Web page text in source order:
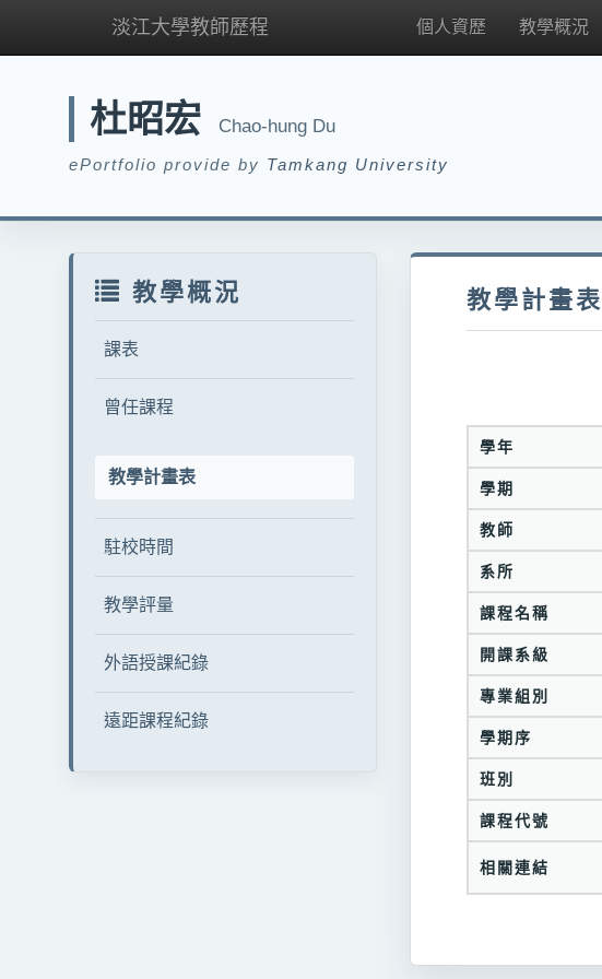
淡江大學教師歷程 個人資歷 教學概況
杜昭宏 Chao-hung Du
ePortfolio provide by Tamkang University
教學概況
課表
曾任課程
教學計畫表
駐校時間
教學評量
外語授課紀錄
遠距課程紀錄
教學計畫表
學年
學期
教師
系所
課程名稱
開課系級
專業組別
學期序
班別
課程代號
相關連結